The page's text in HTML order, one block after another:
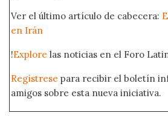
Ver el último artículo de cabecera:
en Irán
!Explore las noticias en el Foro
Regístrese para recibir el boletín
amigos sobre esta nueva iniciativa.